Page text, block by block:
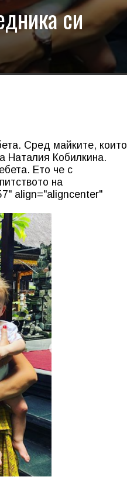
си
Сред майките, които
Наталия Кобилкина.
Ето че с
на
align="aligncenter"